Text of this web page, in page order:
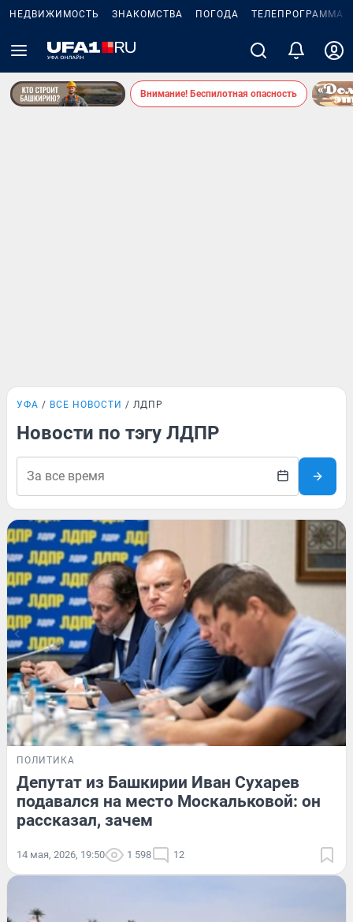
НЕДВИЖИМОСТЬ ЗНАКОМСТВА ПОГОДА ТЕЛЕПРОГРАММА
Внимание! Беспилотная опасность
УФА ВСЕ НОВОСТИ ЛДПР
Новости по тэгу ЛДПР
ПОЛИТИКА
Депутат из Башкирии Иван Сухарев
подавался на место Москальковой: он
рассказал, зачем
14 мая, 2026, 19:50 1 598 12